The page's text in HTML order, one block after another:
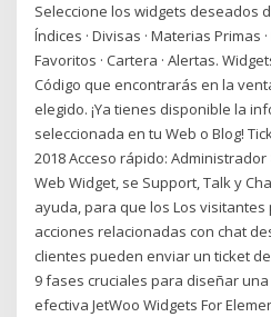
Seleccione los widgets deseados
Índices · Divisas · Materias Primas
Favoritos · Cartera · Alertas.
Código que encontrarás en la
elegido. ¡Ya tienes disponible la
seleccionada en tu Web o Blog!
2018 Acceso rápido:
Web Widget, se Support, Talk y
ayuda, para que los Los
acciones relacionadas con chat
clientes pueden enviar un ticket
9 fases cruciales para diseñar
efectiva JetWoo Widgets For